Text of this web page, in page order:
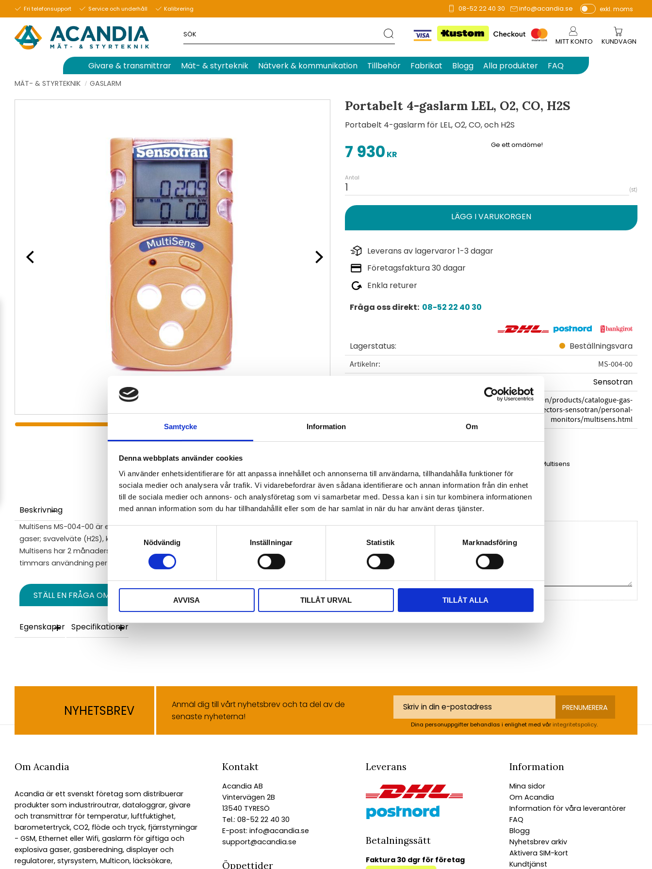
Samtycke Information Om
Denna webbplats använder cookies
Vi använder enhetsidentifierare för att anpassa innehållet och annonserna till användarna, tillhandahålla funktioner för
sociala medier och analysera vår trafik. Vi vidarebefordrar även sådana identifierare och annan information från din enhet
till de sociala medier och annons- och analysföretag som vi samarbetar med. Dessa kan i sin tur kombinera informationen
med annan information som du har tillhandahållit eller som de har samlat in när du har använt deras tjänster.
Samtyckesval
Nödvändig
Inställningar Statistik Marknadsföring
AVVISA TILLÅT URVAL TILLÅT ALLA
Fri telefonsupport Service och underhåll Kalibrering 08-52 22 40 30 info@acandia.se
P
e
r
vi
exkl. moms
MITT KONTO KUNDVAGN
Givare & transmittrar Mät- & styrteknik Nätverk & kommunikation Tillbehör Fabrikat Blogg Alla produkter FAQ
MÄT- & STYRTEKNIK GASLARM
Portabelt 4-gaslarm LEL, O2, CO, H2S
Portabelt 4-gaslarm för LEL, O2, CO, och H2S
7 930 KR
Antal
st
Leverans av lagervaror 1-3 dagar
Företagsfaktura 30 dagar
Enkla returer
Fråga oss direkt: 08-52 22 40 30
Lagerstatus Beställningsvara
Artikelnr
MS-004-00
Sensotran
sensotran.com/en/products/catalogue-gas-
detectors-sensotran/personal-
monitors/multisens.html
Datablad Multisens
Visa alla produkter från Sensotran
Ge ett omdöme!
Beskrivning
MultiSens MS-004-00 är en multigasmonitor som möjliggör samtidig mätning av fyra
gaser; svavelväte (H2S), kolmonoxid (CO), syre (O2) och brännbara gaser (LEL).
Multisens har 2 månaders batteritid vid kontinuerlig drift eller upp till 6 månader vid 8
timmars användning per dag.
STÄLL EN FRÅGA OM PRODUKTEN
Egenskaper Specifikationer
Omdömen
Baserat på 0 betyg.
NYHETSBREV
Anmäl dig till vårt nyhetsbrev och ta del av de
senaste nyheterna!
PRENUMERERA
Dina personuppgifter behandlas i enlighet med vår integritetspolicy.
Om Acandia
Acandia är ett svenskt företag som distribuerar
produkter som industriroutrar, dataloggrar, givare
och transmittrar för temperatur, luftfuktighet,
barometertryck, CO2, flöde och tryck, fjärrstyrningar
- GSM, Ethernet eller Wifi, gaslarm för giftiga och
explosiva gaser, gasberedning, displayer och
regulatorer, styrsystem, Multicon, läcksökare,
Kontakt
Acandia AB
Vintervägen 2B
13540 TYRESÖ
Tel.: 08-52 22 40 30
E-post: info@acandia.se
support@acandia.se
Öppettider
Leverans
Betalningssätt
Faktura 30 dgr för företag
Information
Mina sidor
Om Acandia
Information för våra leverantörer
FAQ
Blogg
Nyhetsbrev arkiv
Aktivera SIM-kort
Kundtjänst